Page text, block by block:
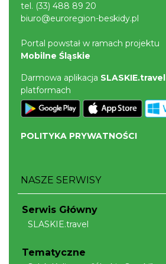
tel. (33) 488 89 20
biuro@euroregion-beskidy.pl
Portal powstał w ramach projektu
Mobilne Śląskie
Darmowa aplikacja SLASKIE.travel
platformach
POLITYKA PRYWATNOŚCI
NASZE SERWISY
Serwis Główny
SLASKIE.travel
Tematyczne